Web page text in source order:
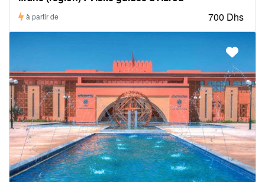
à partir de 700 Dhs